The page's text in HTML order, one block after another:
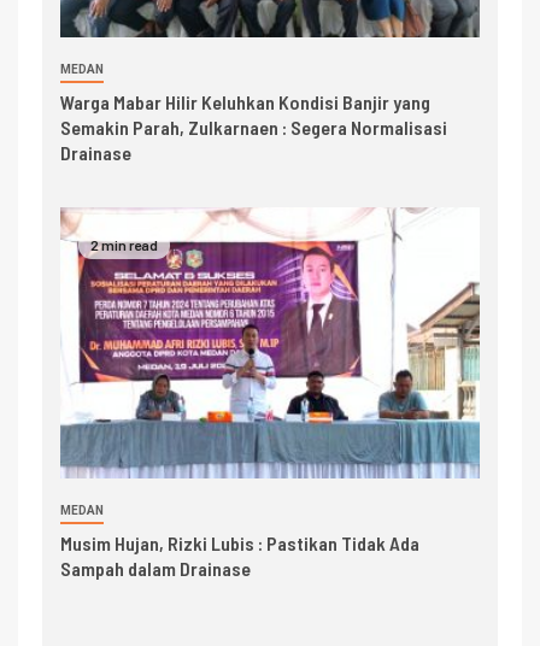
MEDAN
Warga Mabar Hilir Keluhkan Kondisi Banjir yang
Semakin Parah, Zulkarnaen : Segera Normalisasi
Drainase
2 min read
MEDAN
Musim Hujan, Rizki Lubis : Pastikan Tidak Ada
Sampah dalam Drainase